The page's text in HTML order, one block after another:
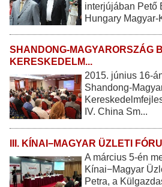
interjújában Pető
Hungary Magyar-
SHANDONG-MAGYARORSZÁG
KERESKEDELM...
2015. június 16-
Shandong-
IV. China Sm...
III. KÍNAI−MAGYAR ÜZLETI
A március 5-én
Kínai−Magyar
Petra, a